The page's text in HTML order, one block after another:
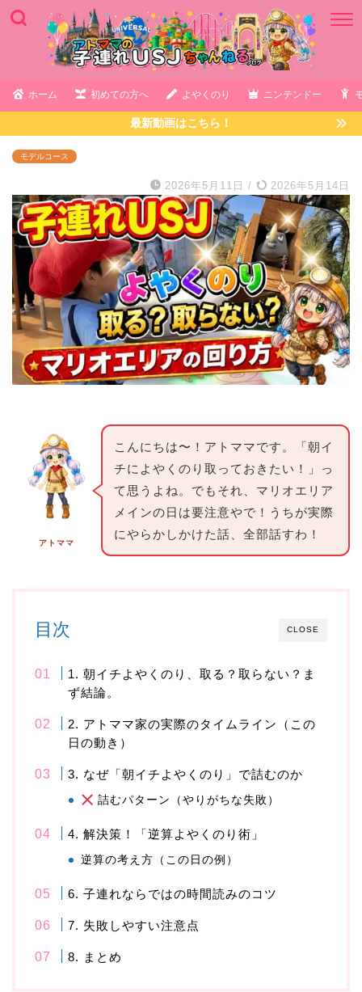
ホーム 初めての方へ よやくのり ニンテンドー
最新動画はこちら！
モデルコース
2026年5月11日 / 2026年5月14日
アトママ
こんにちは〜！アトママです。「朝イ
チによやくのり取っておきたい！」っ
て思うよね。でもそれ、マリオエリア
メインの日は要注意やで！うちが実際
にやらかしかけた話、全部話すわ！
CLOSE
目次
1. 朝イチよやくのり、取る？取らない？ま
ず結論。
2. アトママ家の実際のタイムライン（この
日の動き）
3. なぜ「朝イチよやくのり」で詰むのか
詰むパターン（やりがちな失敗）
4. 解決策！「逆算よやくのり術」
逆算の考え方（この日の例）
6. 子連れならではの時間読みのコツ
7. 失敗しやすい注意点
8. まとめ